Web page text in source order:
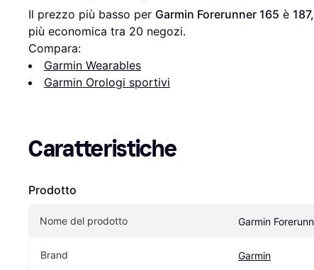
Il prezzo più basso per Garmin Forerunner 165 è
più economica tra 20 negozi.
Compara:
Garmin Wearables
Garmin Orologi sportivi
Caratteristiche
Prodotto
Nome del prodotto Garmin
Brand Garmin